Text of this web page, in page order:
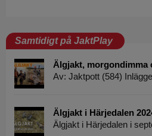
Samtidigt på JaktPlay
Älgjakt, morgondimma
Av: Jaktpott (584)
Älgjakt i Härjedalen
Älgjakt i Härjedalen i